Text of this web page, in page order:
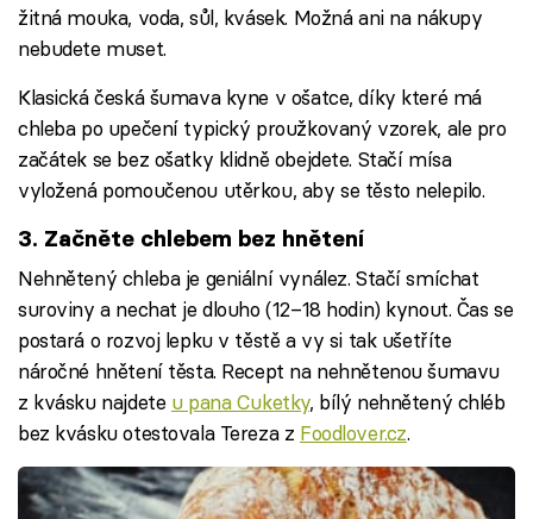
žitná mouka, voda, sůl, kvásek. Možná ani na nákupy
nebudete muset.
Klasická česká šumava kyne v ošatce, díky které má
chleba po upečení typický proužkovaný vzorek, ale pro
začátek se bez ošatky klidně obejdete. Stačí mísa
vyložená pomoučenou utěrkou, aby se těsto nelepilo.
3. Začněte chlebem bez hnětení
Nehnětený chleba je geniální vynález. Stačí smíchat
suroviny a nechat je dlouho (12–18 hodin) kynout. Čas se
postará o rozvoj lepku v těstě a vy si tak ušetříte
náročné hnětení těsta. Recept na nehnětenou šumavu
z kvásku najdete u pana Cuketky, bílý nehnětený chléb
bez kvásku otestovala Tereza z Foodlover.cz.